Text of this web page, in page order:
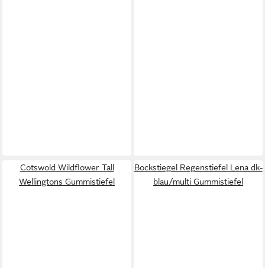
Cotswold Wildflower Tall
Wellingtons Gummistiefel
Bockstiegel Regenstiefel Lena dk-
blau/multi Gummistiefel